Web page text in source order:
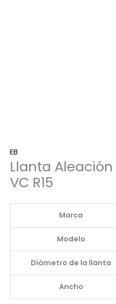
EB
Llanta
VC R15
Marca
Modelo
Diámetro de la llanta
Ancho